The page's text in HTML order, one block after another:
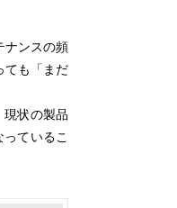
ナンスの頻
ても「まだ
現状の製品
ているこ